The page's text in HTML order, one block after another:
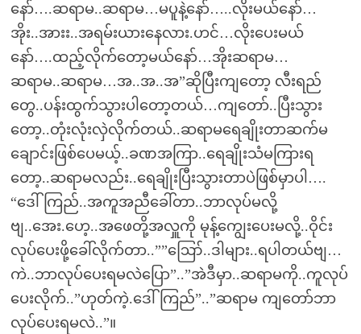
နော်….ဆရာမ..ဆရာမ…မပူနဲ့နော်…..လိုးမယ်နော်…
အိုး..အားး..အရမ်းယားနေလား.ဟင်…လိုးပေးမယ်
နော်….ထည့်လိုက်တော့မယ်နော်…အိုးဆရာမ…
ဆရာမ..ဆရာမ…အ..အ..အ”ဆိုပြီးကျတော့ လီးရည်
တွေ..ပန်းထွက်သွားပါတော့တယ်…ကျတော်..ပြီးသွား
တော့..တုံးလုံးလှဲလိုက်တယ်..ဆရာမရေချိုးတာဆက်မ
ချောင်းဖြစ်ပေမယ့်..ခဏအကြာ..ရေချိုးသံမကြားရ
တော့..ဆရာမလည်း..ရေချိုးပြီးသွားတာပဲဖြစ်မှာပါ….
“ဒေါ်ကြည်..အကူအညီခေါ်တာ..ဘာလုပ်မလို့
ဗျ..အေး.ဟေ့..အဖေတို့အလှူကို မုန့်ကျွေးပေးမလို့..ဝိုင်း
လုပ်ပေးဖို့ခေါ်လိုက်တာ..””ဪ..ဒါများ..ရပါတယ်ဗျ…
ကဲ..ဘာလုပ်ပေးရမလဲပြော”..”အဲဒီမှာ..ဆရာမကို..ကူလုပ်
ပေးလိုက်..”ဟုတ်ကဲ့.ဒေါ်ကြည်”..”ဆရာမ ကျတော်ဘာ
လုပ်ပေးရမလဲ..”။